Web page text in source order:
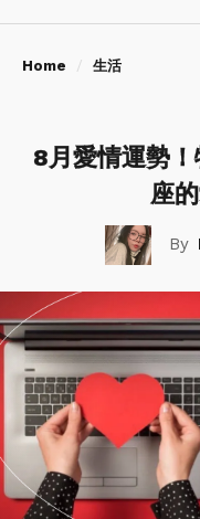
Home 生活
8月愛情運勢
座